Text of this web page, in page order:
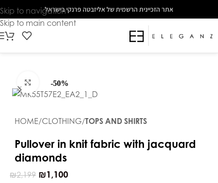
The
beginning
of
web
main
Content
Skip to navigation
Skip to main content
אתר הזכיינית הרשמית של אליזבטה פרנקי בישראל
-50%
Click to enlarge
HOME CLOTHING TOPS AND SHIRTS
Pullover in knit fabric with jacquard
diamonds
₪2,199 ₪1,100